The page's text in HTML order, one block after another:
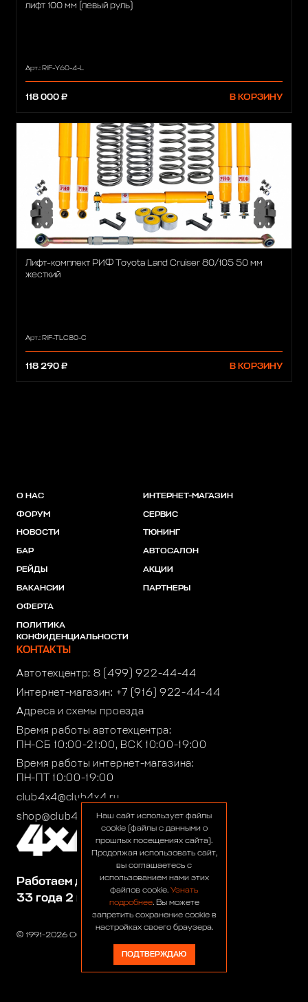
лифт 100 мм (левый руль)
Арт.: RIF-Y60-4-L
118 000 ₽ В КОРЗИНУ
Лифт-комплект РИФ Toyota Land Cruiser 80/105 50 мм
жесткий
Арт.: RIF-TLC80-C
118 290 ₽ В КОРЗИНУ
© 1991-2026 ООО «Сервис 4х4»
Работаем для вас:
33 года 2 месяца 25 дней
О НАС
ФОРУМ
НОВОСТИ
БАР
РЕЙДЫ
ВАКАНСИИ
ОФЕРТА
ПОЛИТИКА
КОНФИДЕНЦИАЛЬНОСТИ
ИНТЕРНЕТ-МАГАЗИН
СЕРВИС
ТЮНИНГ
АВТОСАЛОН
АКЦИИ
ПАРТНЕРЫ
КОНТАКТЫ
Автотехцентр: 8 (499) 922-44-44
Интернет-магазин: +7 (916) 922-44-44
Адреса и схемы проезда
Время работы автотехцентра:
ПН-СБ 10:00-21:00, ВСК 10:00-19:00
Время работы интернет-магазина:
ПН-ПТ 10:00-19:00
club4x4@club4x4.ru
shop@club4x4.ruНаш сайт использует файлы
cookie (файлы с данными о
прошлых посещениях сайта).
Продолжая использовать сайт,
вы соглашаетесь с
использованием нами этих
файлов cookie. Узнать
подробнее. Вы можете
запретить сохранение cookie в
настройках своего браузера.
ПОДТВЕРЖДАЮ